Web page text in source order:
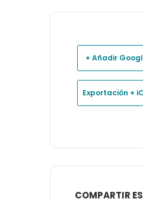
+ Añadir
Exportación +
COMPARTIR